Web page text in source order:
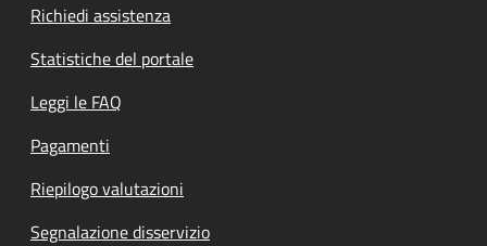
Richiedi assistenza
Statistiche del portale
Leggi le FAQ
Pagamenti
Riepilogo valutazioni
Segnalazione disservizio